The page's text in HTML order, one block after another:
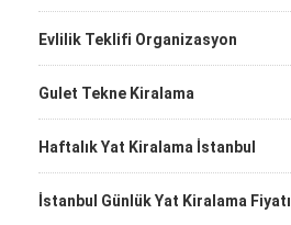
Evlilik Teklifi Organizasyon
Gulet Tekne Kiralama
Haftalık Yat Kiralama İstanbul
İstanbul Günlük Yat Kiralama Fiyatı